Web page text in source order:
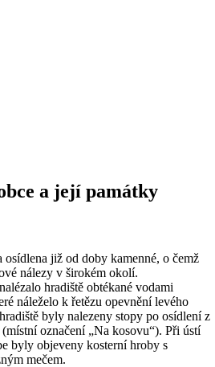
a její památky
již od doby kamenné, o čemž
nálezy v širokém okolí.
hradiště obtékané vodami
náleželo k řetězu opevnění levého
byly nalezeny stopy po osídlení z
označení „Na kosovu“). Při ústí
byly objeveny kosterní hroby s
mečem.